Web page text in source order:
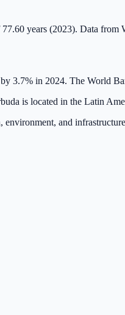
years (2023). Data
3.7% in 2024. The World
is located in the Latin
and